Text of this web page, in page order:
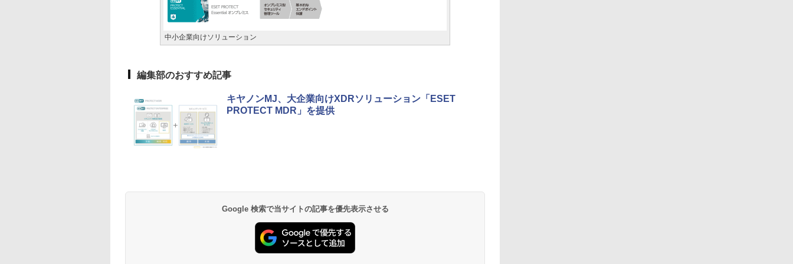
中小企業向けソリューション
編集部のおすすめ記事
キヤノンMJ、大企業向けXDRソリューション「ESET
PROTECT MDR」を提供
Google 検索で当サイトの記事を優先表示させる